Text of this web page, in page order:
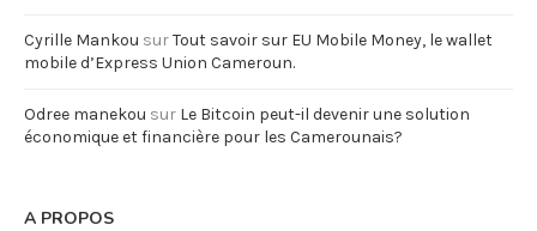
Cyrille Mankou surTout savoir sur EU Mobile Money, le wallet
mobile d’Express Union Cameroun.
Odree manekou sur Le Bitcoin peut-il devenir une solution
économique et financière pour les Camerounais?
A PROPOS